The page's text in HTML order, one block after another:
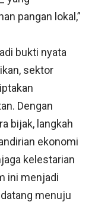
pangan lokal,”
bukti nyata
sektor
Dengan
bijak, langkah
ekonomi
kelestarian
ini menjadi
menuju